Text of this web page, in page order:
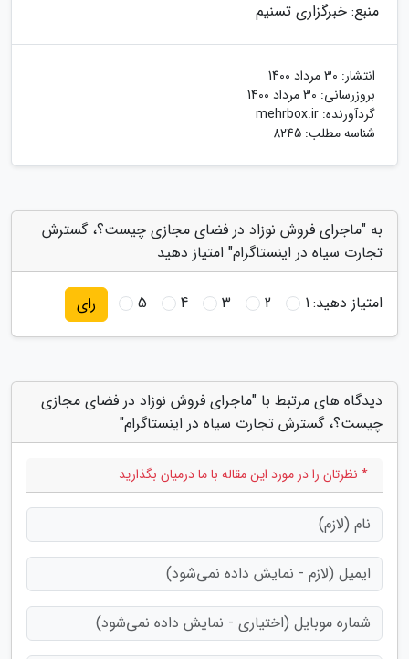
منبع: خبرگزاری تسنیم
انتشار: 30 مرداد 1400
بروزرسانی: 30 مرداد 1400
گردآورنده: mehrbox.ir
شناسه مطلب: 8245
به "ماجرای فروش نوزاد در فضای مجازی چیست؟، گسترش
تجارت سیاه در اینستاگرام" امتیاز دهید
امتیاز دهید:1
2
3
4
5 رای
دیدگاه های مرتبط با "ماجرای فروش نوزاد در فضای مجازی
چیست؟، گسترش تجارت سیاه در اینستاگرام"
* نظرتان را در مورد این مقاله با ما درمیان بگذارید